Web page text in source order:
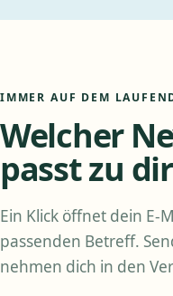
IMMER AUF DEM
Welcher
passt zu
Ein Klick öffnet dein E-
passenden Betreff.
nehmen dich in den